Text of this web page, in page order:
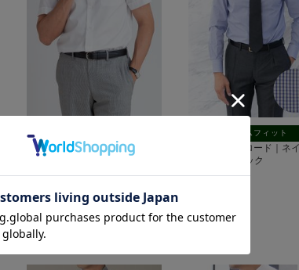
半袖 Horizontal イージーケア マ
7,700円(税込)
スリムフィット
Horizontal ブロード｜ネ
マイクロチェック